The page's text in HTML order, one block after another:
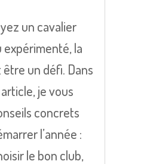
un cavalier
la
un défi. Dans
je vous
concrets
l’année :
le bon club,